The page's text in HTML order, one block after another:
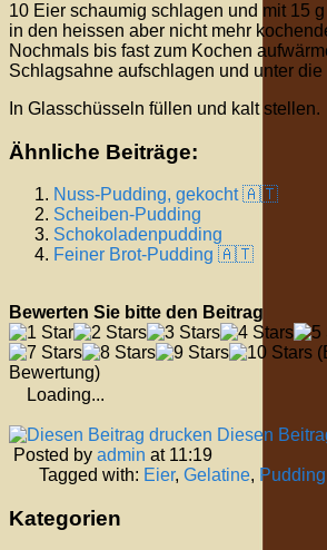
10 Eier schaumig schlagen und mit 15
in den heissen aber nicht mehr
Nochmals bis fast zum Kochen
Schlagsahne aufschlagen und unter die
In Glasschüsseln füllen und kalt stellen.
Ähnliche Beiträge:
Nuss-Pudding, gekocht 🇦🇹
Scheiben-Pudding
Schokoladenpudding
Feiner Brot-Pudding 🇦🇹
Bewerten Sie bitte den Beitrag
Bewertung)
Loading...
Diesen
Posted by admin at 11:19
Tagged with: Eier, Gelatine, Pudding
Kategorien